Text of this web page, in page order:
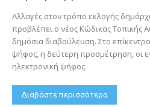
Αλλαγές στον τρόπο εκλογής
προβλέπει ο νέος Κώδικας Τοπικής
δημόσια διαβούλευση. Στο
ψήφος, η δεύτερη προσμέτρηση, οι
ηλεκτρονική ψήφος.
Διαβάστε περισσότερα